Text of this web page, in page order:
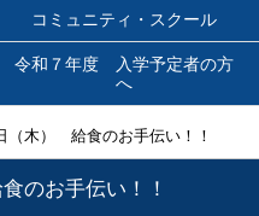
コミュニティ・スクール
令和７年度 入学予定者の方
へ
（木） 給食のお手伝い！！
のお手伝い！！